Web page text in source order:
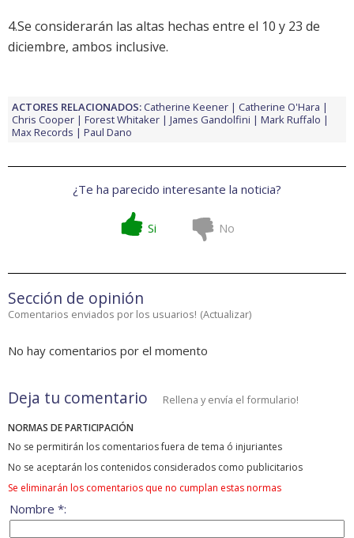
4.Se considerarán las altas hechas entre el 10 y 23 de
diciembre, ambos inclusive.
ACTORES RELACIONADOS:Catherine Keener
Catherine O'Hara
Chris Cooper
Forest Whitaker James Gandolfini
Mark Ruffalo
Max Records
Paul Dano
¿Te ha parecido interesante la noticia?
Si No
Sección de opinión
Comentarios enviados por los usuarios! (Actualizar)
No hay comentarios por el momento
Deja tu comentario Rellena y envía el formulario!
NORMAS DE PARTICIPACIÓN
No se permitirán los comentarios fuera de tema ó injuriantes
No se aceptarán los contenidos considerados como publicitarios
Se eliminarán los comentarios que no cumplan estas normas
Nombre *: